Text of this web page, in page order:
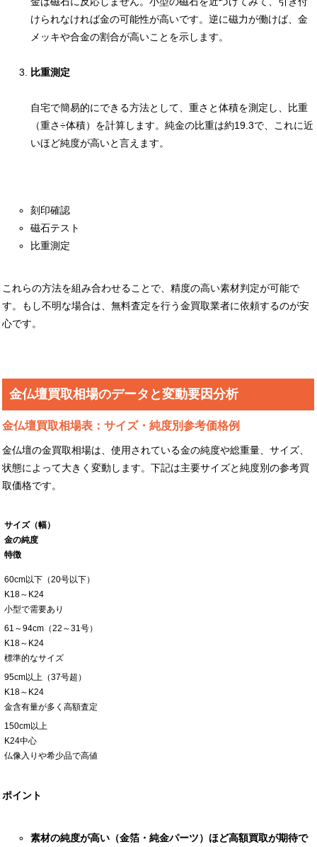
けられなければ金の可能性が高いです。逆に磁力が働けば、金
メッキや合金の割合が高いことを示します。
比重測定
自宅で簡易的にできる方法として、重さと体積を測定し、比重
（重さ÷体積）を計算します。純金の比重は約19.3で、これに近
いほど純度が高いと言えます。
刻印確認
磁石テスト
比重測定
これらの方法を組み合わせることで、精度の高い素材判定が可能で
す。もし不明な場合は、無料査定を行う金買取業者に依頼するのが安
心です。
金仏壇買取相場のデータと変動要因分析
金仏壇買取相場表：サイズ・純度別参考価格例
金仏壇の金買取相場は、使用されている金の純度や総重量、サイズ、
状態によって大きく変動します。下記は主要サイズと純度別の参考買
取価格です。
サイズ（幅）
金の純度
特徴
60cm以下（20号以下）
K18～K24
小型で需要あり
61～94cm（22～31号）
K18～K24
標準的なサイズ
95cm以上（37号超）
K18～K24
金含有量が多く高額査定
150cm以上
K24中心
仏像入りや希少品で高値
ポイント
素材の純度が高い（金箔・純金パーツ）ほど高額買取が期待で